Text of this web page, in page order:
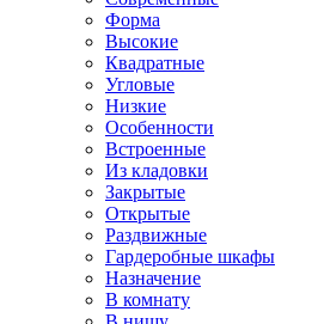
Форма
Высокие
Квадратные
Угловые
Низкие
Особенности
Встроенные
Из кладовки
Закрытые
Открытые
Раздвижные
Гардеробные шкафы
Назначение
В комнату